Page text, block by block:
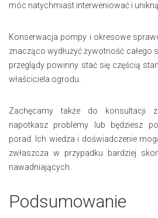
móc natychmiast interweniować i
Konserwacja pompy i okresowe
znacząco wydłużyć żywotność całego
przeglądy powinny stać się częścią
właściciela ogrodu.
Zachęcamy także do konsultacji
napotkasz problemy lub będziesz
porad. Ich wiedza i doświadczenie
zwłaszcza w przypadku bardziej
nawadniających.
Podsumowanie